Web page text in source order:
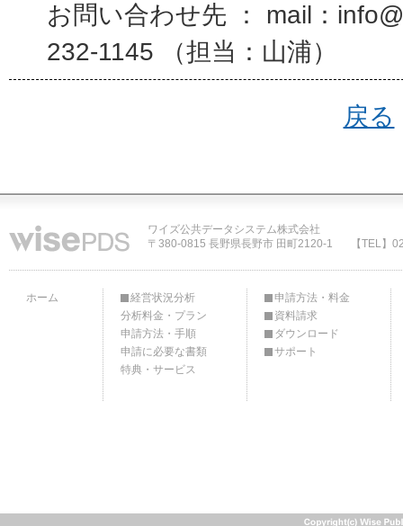
お問い合わせ先 ： mail：
232-1145 （担当：山浦）
戻る
ワイズ公共データシステム株式会社
〒380-0815 長野県長野市 田町2120-1
【TEL】
ホーム
経営状況分析
分析料金・プラン
申請方法・手順
申請に必要な書類
特典・サービス
申請方法・料金
資料請求
ダウンロード
サポート